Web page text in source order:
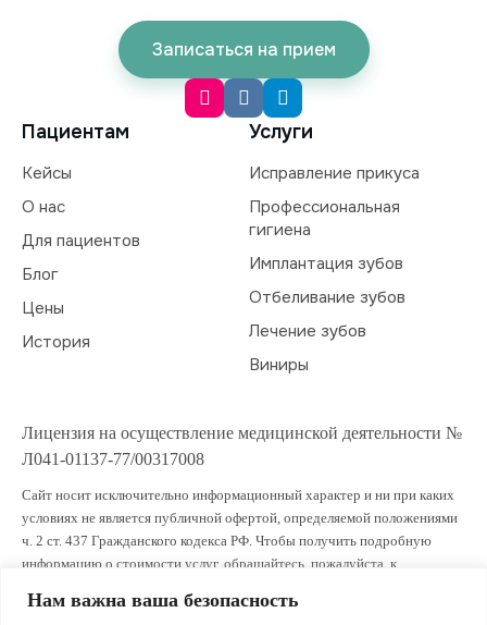
Нам важна ваша безопасность
Записаться на прием
Пациентам
Кейсы
О нас
Для пациентов
Блог
Цены
История
Услуги
Исправление прикуса
Профессиональная
гигиена
Имплантация зубов
Отбеливание зубов
Лечение зубов
Виниры
Лицензия на осуществление медицинской деятельности №
Л041-01137-77/00317008
Сайт носит исключительно информационный характер и ни при каких
условиях не является публичной офертой, определяемой положениями
ч. 2 ст. 437 Гражданского кодекса РФ. Чтобы получить подробную
информацию о стоимости услуг, обращайтесь, пожалуйста, к